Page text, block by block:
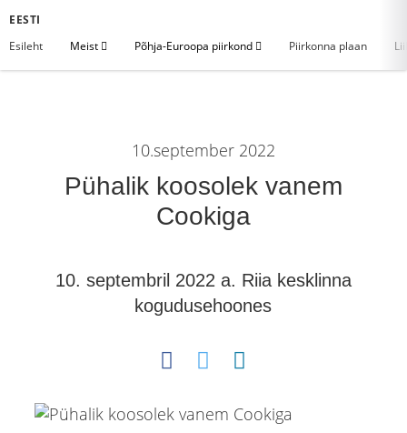
EESTI
Esileht
Meist Põhja-Euroopa piirkond Piirkonna plaan
10.september 2022
Pühalik koosolek vanem
Cookiga
10. septembril 2022 a. Riia kesklinna
kogudusehoones